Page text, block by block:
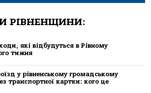
РІВНЕНЩИНИ:
які відбудуться в Рівному
тижня
у рівненському громадському
транспортної картки: кого це